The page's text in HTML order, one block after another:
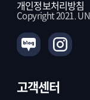
개인정보처리방침
Copyright 2021.
고객센터